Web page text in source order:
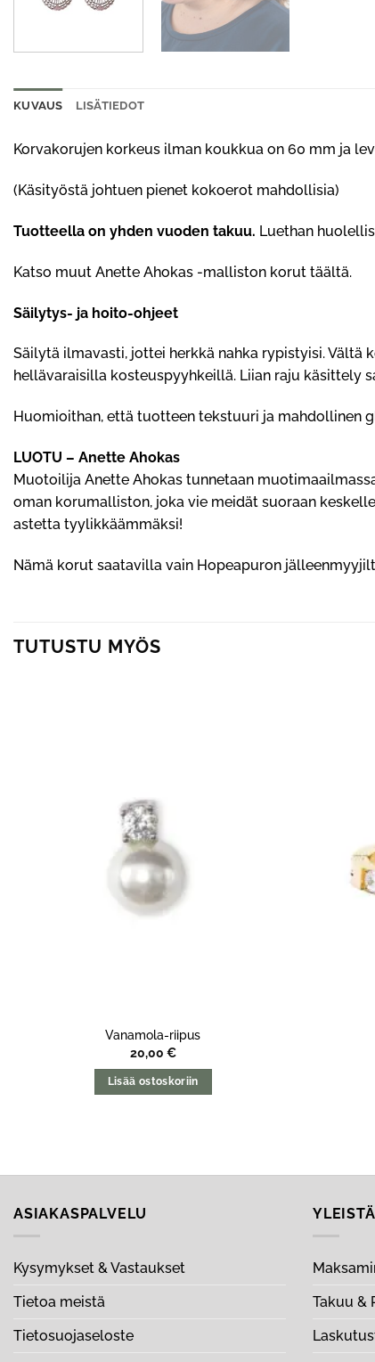
KUVAUS LISÄTIEDOT
Korvakorujen korkeus ilman koukkua on 60 mm ja
(Käsityöstä johtuen pienet kokoerot mahdollisia)
Tuotteella on yhden vuoden takuu. Luethan
Katso muut Anette Ahokas -malliston korut täältä.
Säilytys- ja hoito-ohjeet
Säilytä ilmavasti, jottei herkkä nahka rypistyisi. Vältä
hellävaraisilla kosteuspyyhkeillä. Liian raju käsittely
Huomioithan, että tuotteen tekstuuri ja mahdollinen
LUOTU – Anette Ahokas
Muotoilija Anette Ahokas tunnetaan
oman korumalliston, joka vie meidät suoraan
astetta tyylikkäämmäksi!
Nämä korut saatavilla vain Hopeapuron
TUTUSTU MYÖS
Vanamola-riipus
20,00 €
Lisää ostoskoriin
ASIAKASPALVELU
Kysymykset & Vastaukset
Tietoa meistä
Tietosuojaseloste
Takuu &